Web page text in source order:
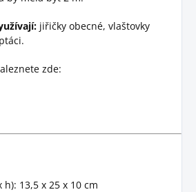
jiřičky obecné, vlaštovky
zde:
h): 13,5 x 25 x 10 cm